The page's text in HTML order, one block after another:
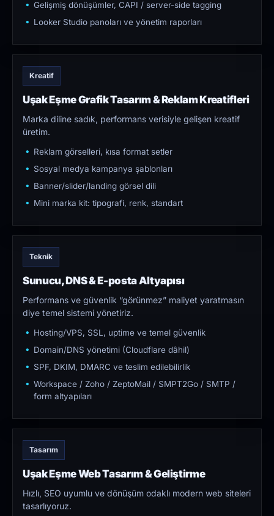
Gelişmiş dönüşümler, CAPI / server-side tagging
Looker Studio panoları ve yönetim raporları
Kreatif
Uşak Eşme Grafik Tasarım & Reklam Kreatifleri
Marka diline sadık, performans verisiyle gelişen kreatif
üretim.
Reklam görselleri, kısa format setler
Sosyal medya kampanya şablonları
Banner/slider/landing görsel dili
Mini marka kit: tipografi, renk, standart
Teknik
Sunucu, DNS & E-posta Altyapısı
Performans ve güvenlik “görünmez” maliyet yaratmasın
diye temel sistemi yönetiriz.
Hosting/VPS, SSL, uptime ve temel güvenlik
Domain/DNS yönetimi (Cloudflare dâhil)
SPF, DKIM, DMARC ve teslim edilebilirlik
Workspace / Zoho / ZeptoMail / SMPT2Go / SMTP /
form altyapıları
Tasarım
Uşak Eşme Web Tasarım & Geliştirme
Hızlı, SEO uyumlu ve dönüşüm odaklı modern web siteleri
tasarlıyoruz.